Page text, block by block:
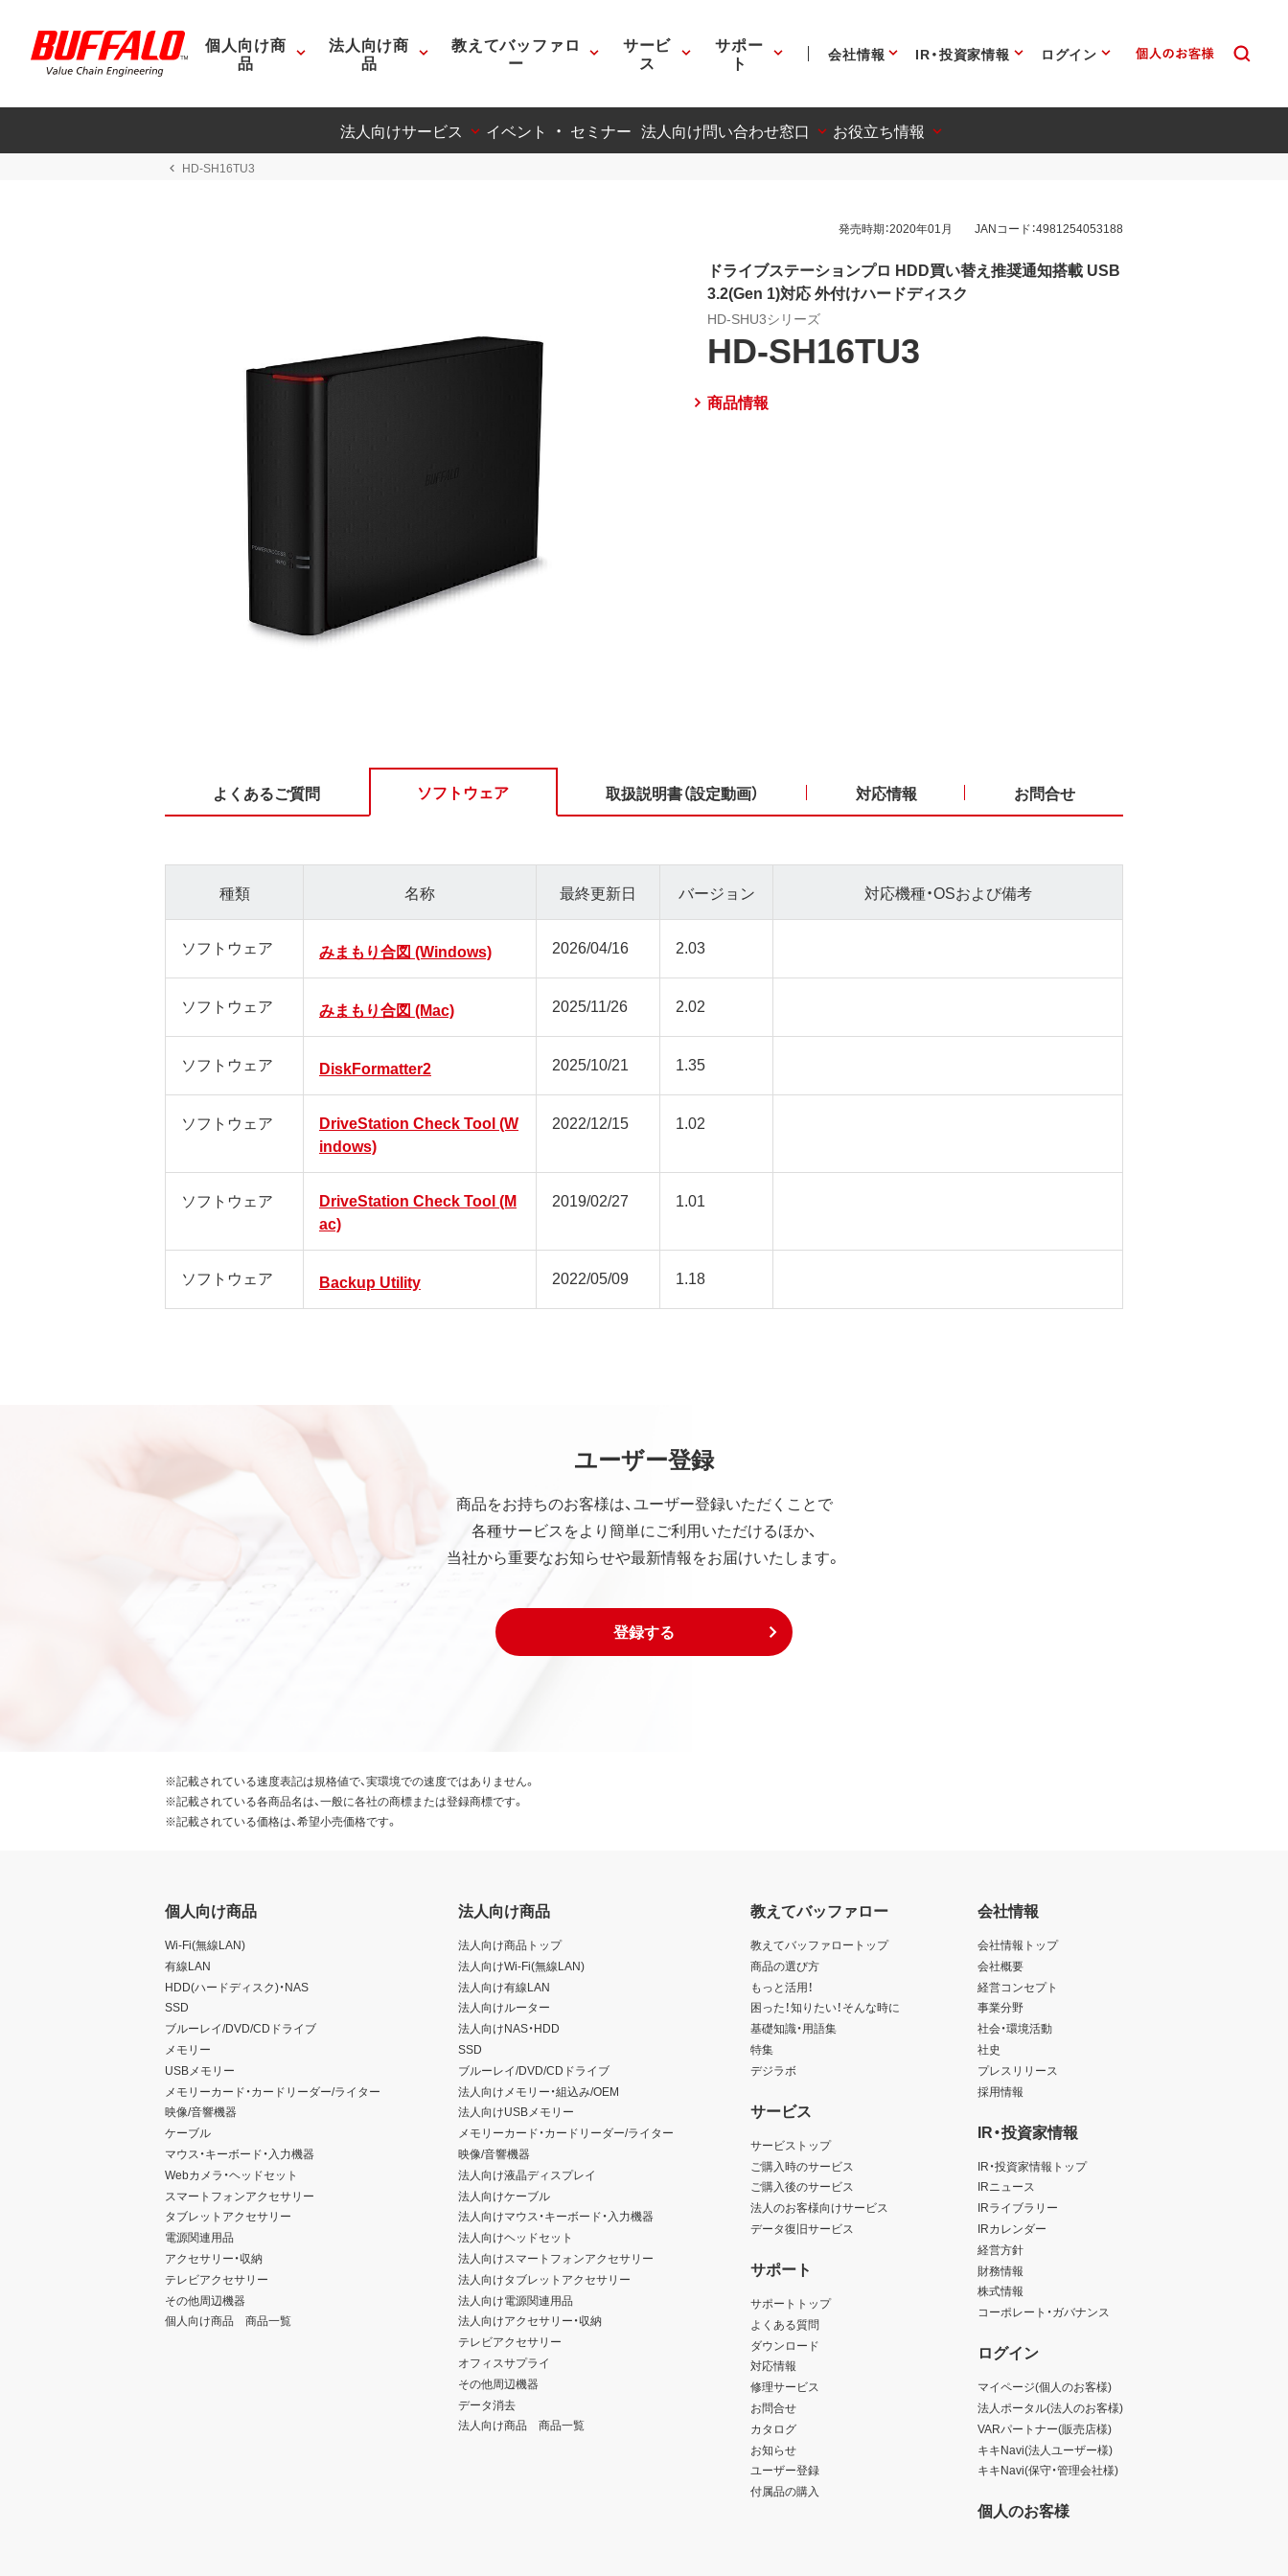
個人向け商
品
法人向け商
品
教えてバッファロ
ー
サービ
ス
サポー
ト 会社情報 IR・投資家情報 ログイン
法人向けサービス イベント ・ セミナー 法人向け問い合わせ窓口 お役立ち情報
HD-SH16TU3
発売時期：2020年01月 JANコード：4981254053188
ドライブステーションプロ HDD買い替え推奨通知搭載 USB
3.2(Gen 1)対応 外付けハードディスク
HD-SHU3シリーズ
HD-SH16TU3
商品情報
よくあるご質問 ソフトウェア 取扱説明書（設定動画） 対応情報 お問合せ
種類 名称 最終更新日 バージョン 対応機種・OSおよび備考
ソフトウェア みまもり合図 (Windows) 2026/04/16 2.03
ソフトウェア みまもり合図 (Mac) 2025/11/26 2.02
ソフトウェア DiskFormatter2 2025/10/21 1.35
ソフトウェア
DriveStation Check Tool (W
indows)
2022/12/15 1.02
ソフトウェア
DriveStation Check Tool (M
ac)
2019/02/27 1.01
ソフトウェア Backup Utility 2022/05/09 1.18
ユーザー登録
商品をお持ちのお客様は、ユーザー登録いただくことで
各種サービスをより簡単にご利用いただけるほか、
当社から重要なお知らせや最新情報をお届けいたします。
登録する
※記載されている速度表記は規格値で、実環境での速度ではありません。
※記載されている各商品名は、一般に各社の商標または登録商標です。
※記載されている価格は、希望小売価格です。
個人向け商品
Wi-Fi(無線LAN)
有線LAN
HDD(ハードディスク)・NAS
SSD
ブルーレイ/DVD/CDドライブ
メモリー
USBメモリー
メモリーカード・カードリーダー/ライター
映像/音響機器
ケーブル
マウス・キーボード・入力機器
Webカメラ・ヘッドセット
スマートフォンアクセサリー
タブレットアクセサリー
電源関連用品
アクセサリー・収納
テレビアクセサリー
その他周辺機器
個人向け商品 商品一覧
法人向け商品
法人向け商品トップ
法人向けWi-Fi(無線LAN)
法人向け有線LAN
法人向けルーター
法人向けNAS・HDD
SSD
ブルーレイ/DVD/CDドライブ
法人向けメモリー・組込み/OEM
法人向けUSBメモリー
メモリーカード・カードリーダー/ライター
映像/音響機器
法人向け液晶ディスプレイ
法人向けケーブル
法人向けマウス・キーボード・入力機器
法人向けヘッドセット
法人向けスマートフォンアクセサリー
法人向けタブレットアクセサリー
法人向け電源関連用品
法人向けアクセサリー・収納
テレビアクセサリー
オフィスサプライ
その他周辺機器
データ消去
法人向け商品 商品一覧
教えてバッファロー
教えてバッファロートップ
商品の選び方
もっと活用！
困った！知りたい！そんな時に
基礎知識・用語集
特集
デジラボ
サービス
サービストップ
ご購入時のサービス
ご購入後のサービス
法人のお客様向けサービス
データ復旧サービス
サポート
サポートトップ
よくある質問
ダウンロード
対応情報
修理サービス
お問合せ
カタログ
お知らせ
ユーザー登録
付属品の購入
会社情報
会社情報トップ
会社概要
経営コンセプト
事業分野
社会・環境活動
社史
プレスリリース
採用情報
IR・投資家情報
IR・投資家情報トップ
IRニュース
IRライブラリー
IRカレンダー
経営方針
財務情報
株式情報
コーポレート・ガバナンス
ログイン
マイページ(個人のお客様)
法人ポータル(法人のお客様)
VARパートナー(販売店様)
キキNavi(法人ユーザー様)
キキNavi(保守・管理会社様)
個人のお客様